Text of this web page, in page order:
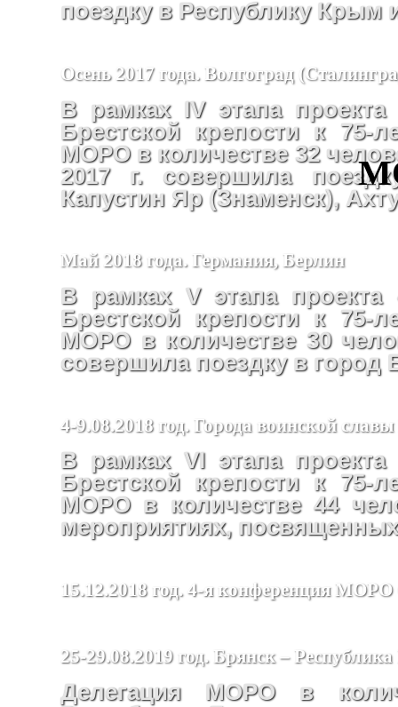
поездку в Республику Крым
Осень 2017 года. Волгоград
В рамках IV этапа
Брестской крепости к 75-
МОРО в количестве 32
2017 г. совершила
Капустин Яр (Знаменск),
Май 2018 года. Германия, Берлин
В рамках V этапа проекта
Брестской крепости к 75-
МОРО в количестве 30
совершила поездку в город
4-9.08.2018 год. Города воинской
В рамках VI этапа
Брестской крепости к 75-
МОРО в количестве 44
мероприятиях,
15.12.2018 год. 4-я конференция
25-29.08.2019 год. Брянск –
Делегация МОРО в